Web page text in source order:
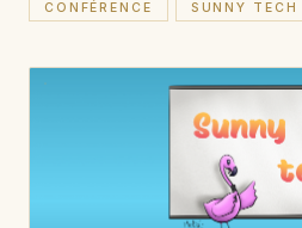
CONFÉRENCE SUNNY TECH